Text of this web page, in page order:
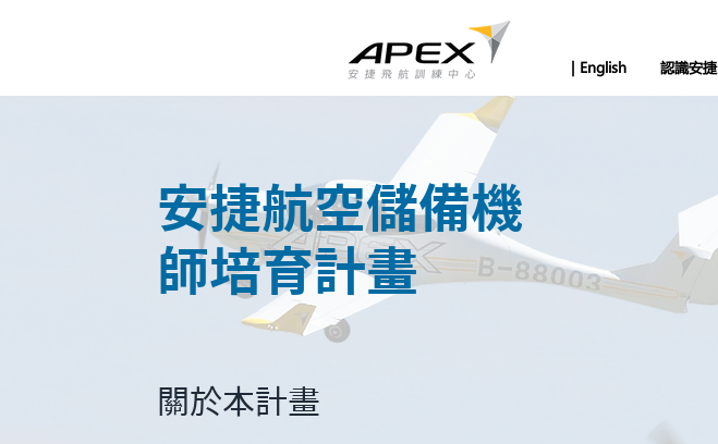
| English 認識安捷
安捷航空儲備機
師培育計畫
關於本計畫